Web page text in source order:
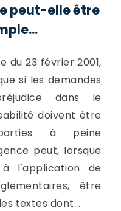
peut-elle être
du 23 février 2001,
si les demandes
dans le
doivent être
à peine
peut, lorsque
l'application de
être
textes dont...